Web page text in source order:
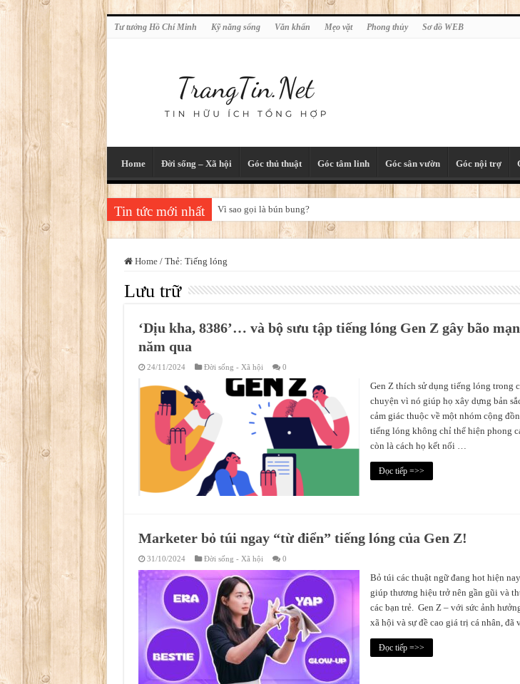
Tư tưởng Hồ Chí Minh Kỹ năng sống Văn khấn Mẹo vặt Phong thủy Sơ đồ WEB
Home Đời sống – Xã hội Góc thủ thuật Góc tâm linh Góc sân vườn Góc nội trợ
Tin tức mới nhất Vì sao gọi là bún bung?
Home / Thẻ: Tiếng lóng
Lưu trữ
‘Dịu kha, 8386’… và bộ sưu tập tiếng lóng Gen Z gây bão
năm qua
24/11/2024 Đời sống - Xã hội 0
Gen Z thích sử dụng tiếng lóng trong
chuyện vì nó giúp họ xây dựng bản
cảm giác thuộc về một nhóm cộng
tiếng lóng không chỉ thể hiện phong
còn là cách họ kết nối …
Đọc tiếp =>>
Marketer bỏ túi ngay “từ điển” tiếng lóng của Gen Z!
31/10/2024 Đời sống - Xã hội 0
Bỏ túi các thuật ngữ đang hot hiện
giúp thương hiệu trở nên gần gũi và
các bạn trẻ. Gen Z – với sức ảnh
xã hội và sự đề cao giá trị cá nhân, đã
Đọc tiếp =>>